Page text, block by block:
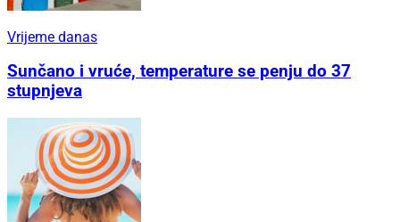
Vrijeme danas
Sunčano i vruće, temperature se penju do 37
stupnjeva